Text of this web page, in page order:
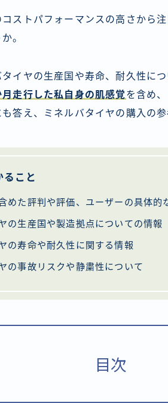
ストパフォーマンスの高さから
。
イヤの生産国や寿命、耐久性に
走行した私自身の肌感覚 を含め
答え、ミネルバタイヤの購入の
ること
めた評判や評価、ユーザーの具体的
の生産国や製造拠点についての情報
の寿命や耐久性に関する情報
の事故リスクや静粛性について
目次